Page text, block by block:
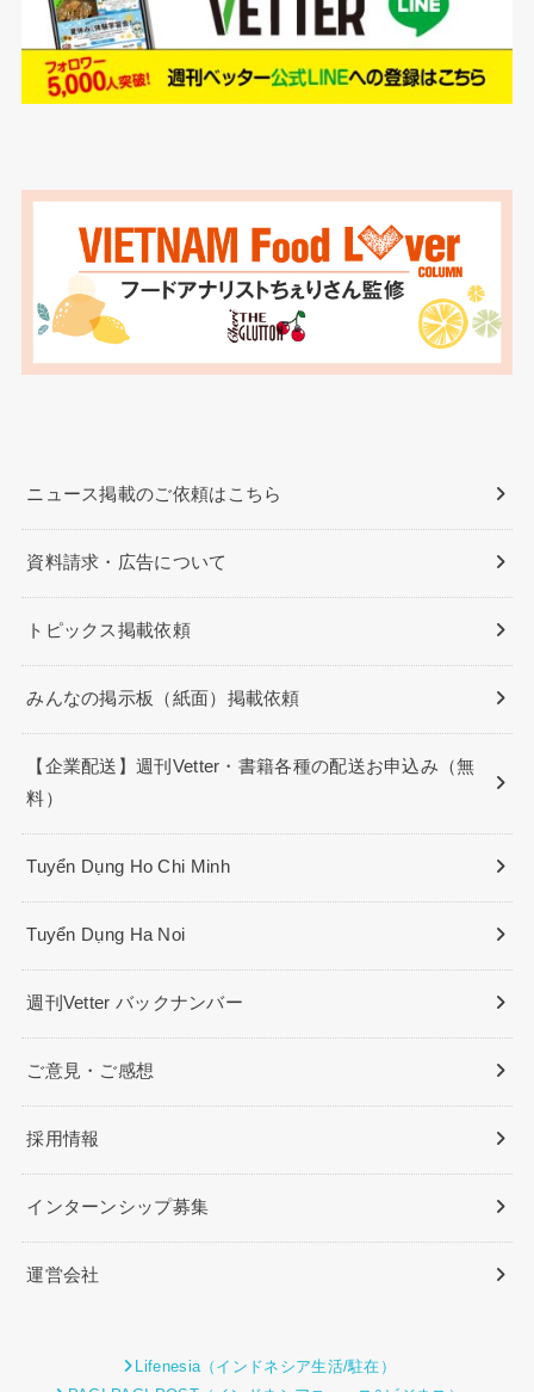
ニュース掲載のご依頼はこちら
資料請求・広告について
トピックス掲載依頼
みんなの掲示板（紙面）掲載依頼
【企業配送】週刊Vetter・書籍各種の配送お申込み（無
料）
Tuyển Dụng Ho Chi Minh
Tuyển Dụng Ha Noi
週刊Vetter バックナンバー
ご意見・ご感想
採用情報
インターンシップ募集
運営会社
Lifenesia（インドネシア生活/駐在）